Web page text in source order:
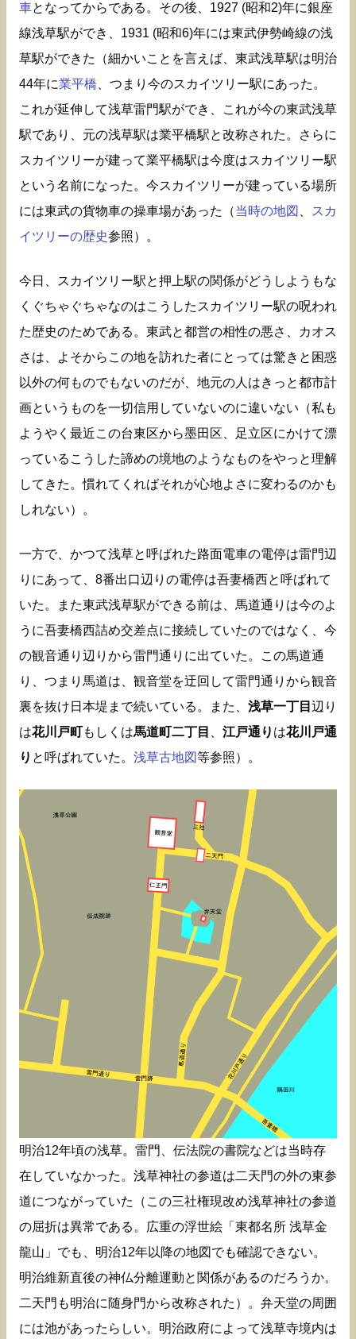
車となってからである。その後、1927 (昭和2)年に銀座
線浅草駅ができ、1931 (昭和6)年には東武伊勢崎線の浅
草駅ができた（細かいことを言えば、東武浅草駅は明治
44年に業平橋 、つまり今のスカイツリー駅にあった。
これが延伸して浅草雷門駅ができ、これが今の東武浅草
駅であり、元の浅草駅は業平橋駅と改称された。さらに
スカイツリーが建って業平橋駅は今度はスカイツリー駅
という名前になった。今スカイツリーが建っている場所
には東武の貨物車の操車場があった（当時の地図
スカ
イツリーの歴史参照）。
今日、スカイツリー駅と押上駅の関係がどうしようもな
くぐちゃぐちゃなのはこうしたスカイツリー駅の呪われ
た歴史のためである。東武と都営の相性の悪さ、カオス
さは、よそからこの地を訪れた者にとっては驚きと困惑
以外の何ものでもないのだが、地元の人はきっと都市計
画というものを一切信用していないのに違いない（私も
ようやく最近この台東区から墨田区、足立区にかけて漂
っているこうした諦めの境地のようなものをやっと理解
してきた。慣れてくればそれが心地よさに変わるのかも
しれない）。
一方で、かつて浅草と呼ばれた路面電車の電停は雷門辺
りにあって、8番出口辺りの電停は吾妻橋西と呼ばれて
いた。また東武浅草駅ができる前は、馬道通りは今のよ
うに吾妻橋西詰め交差点に接続していたのではなく、今
の観音通り辺りから雷門通りに出ていた。この馬道通
り、つまり馬道は、観音堂を迂回して雷門通りから観音
裏を抜け日本堤まで続いている。また、 浅草一丁目 辺り
は花川戸町もしくは馬道町二丁目 江戸通り は花川戸通
り と呼ばれていた。 浅草古地図等参照）。
明治12年頃の浅草。雷門、伝法院の書院などは当時存
在していなかった。浅草神社の参道は二天門の外の東参
道につながっていた（この三社権現改め浅草神社の参道
の屈折は異常である。広重の浮世絵「東都名所 浅草金
龍山」でも、明治12年以降の地図でも確認できない。
明治維新直後の神仏分離運動と関係があるのだろうか。
二天門も明治に随身門から改称された）。弁天堂の周囲
には池があったらしい。明治政府によって浅草寺境内は